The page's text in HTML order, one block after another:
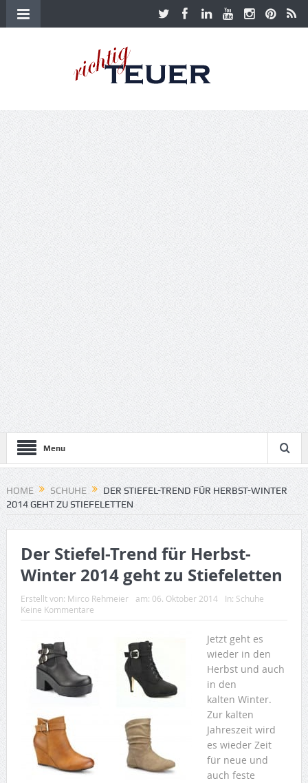
Menu
HOME SCHUHE
DER STIEFEL-TREND FÜR HERBST-WINTER
2014 GEHT ZU STIEFELETTEN
Der Stiefel-Trend für Herbst-
Winter 2014 geht zu Stiefeletten
Erstellt von: Mirco Rehmeier am: 06. Oktober 2014 In: Schuhe
Keine Kommentare
Jetzt geht es
wieder in den
Herbst und auch
in den
kalten Winter.
Zur kalten
Jahreszeit wird
es wieder Zeit
für neue und
auch feste